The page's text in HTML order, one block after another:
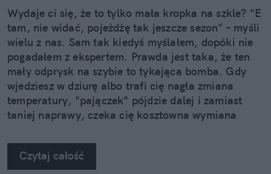
Wydaje ci się, że to tylko mała kropka na szkle? "E
tam, nie widać, pojeżdżę tak jeszcze sezon" – myśli
wielu z nas. Sam tak kiedyś myślałem, dopóki nie
pogadałem z ekspertem. Prawda jest taka, że ten
mały odprysk na szybie to tykająca bomba. Gdy
wjedziesz w dziurę albo trafi cię nagła zmiana
temperatury, "pajączek" pójdzie dalej i zamiast
taniej naprawy, czeka cię kosztowna wymiana
na własne oczy zobaczyć, jak profesjonaliści radzą
sobie z takimi uszkodzeniami.
Czytaj całość